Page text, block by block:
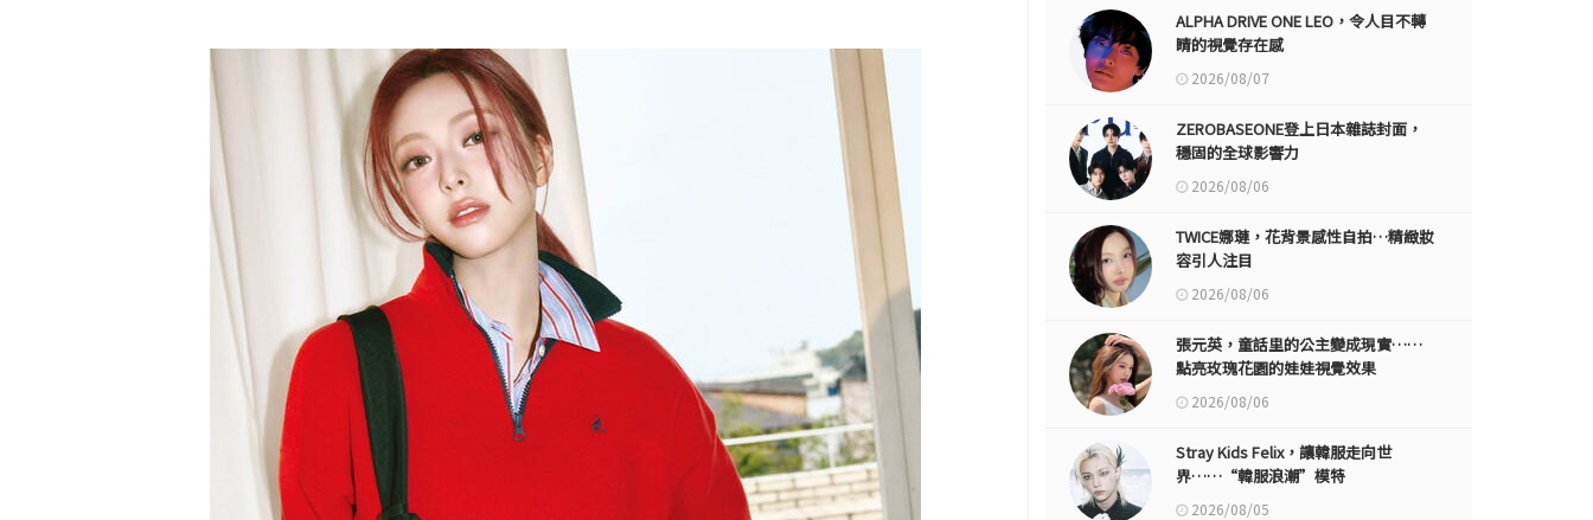
ALPHA DRIVE ONE LEO，令人目不轉
睛的視覺存在感
2026/08/07
ZEROBASEONE登上日本雜誌封面，
穩固的全球影響力
2026/08/06
TWICE娜璉，花背景感性自拍…精緻妝
容引人注目
2026/08/06
張元英，童話里的公主變成現實……
點亮玫瑰花園的娃娃視覺效果
2026/08/06
Stray Kids Felix，讓韓服走向世
界……“韓服浪潮”模特
2026/08/05